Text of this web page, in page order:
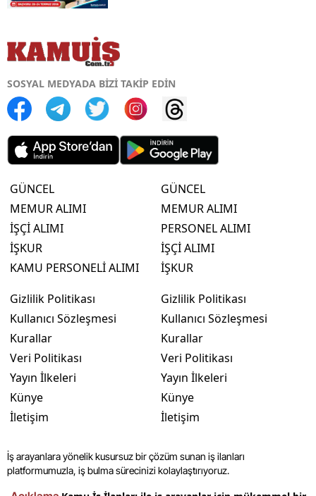
SOSYAL MEDYADA BİZİ TAKİP EDİN
GÜNCEL
MEMUR ALIMI
İŞÇİ ALIMI
İŞKUR
KAMU PERSONELİ ALIMI
GÜNCEL
MEMUR ALIMI
PERSONEL ALIMI
İŞÇİ ALIMI
İŞKUR
Gizlilik Politikası
Kullanıcı Sözleşmesi
Kurallar
Veri Politikası
Yayın İlkeleri
Künye
İletişim
Gizlilik Politikası
Kullanıcı Sözleşmesi
Kurallar
Veri Politikası
Yayın İlkeleri
Künye
İletişim
İş arayanlara yönelik kusursuz bir çözüm sunan iş ilanları
platformumuzla, iş bulma sürecinizi kolaylaştırıyoruz.